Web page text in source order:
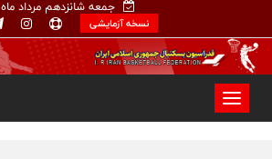
جمعه شانزدهم مرداد ماه
نسخه آزمایشی